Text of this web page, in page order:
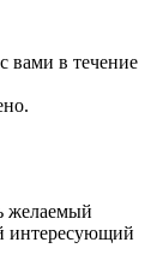
вами в течение
желаемый
интересующий